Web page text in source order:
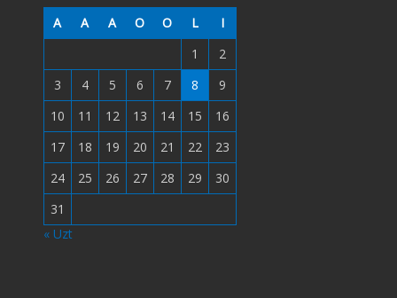
A
A A O O L
I
1
2
3
4 5 6 7 8
9
10
11 12 13 14 15
16
17
18 19 20 21 22
23
24
25 26 27 28 29
30
31
« Uzt